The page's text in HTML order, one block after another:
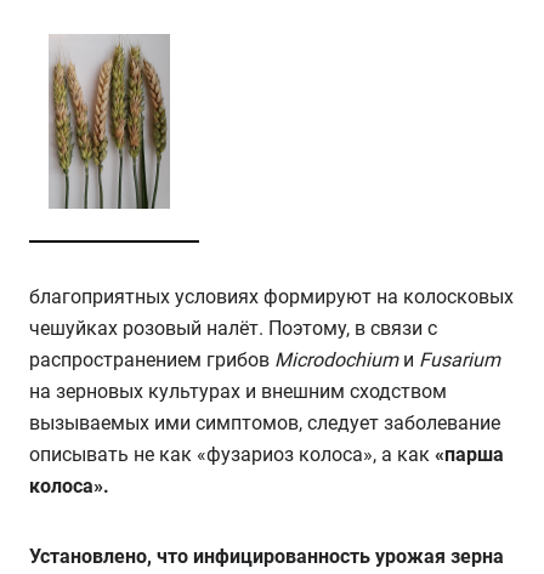
благоприятных условиях формируют на колосковых
чешуйках розовый налёт. Поэтому, в связи с
распространением грибов Microdochiumи Fusarium
на зерновых культурах и внешним сходством
вызываемых ими симптомов, следует заболевание
описывать не как «фузариоз колоса», а как «парша
колоса».
Установлено, что инфицированность урожая зерна